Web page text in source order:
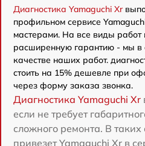
Диагностика Yamaguchi Xr
профильном сервисе
мастерами. На все виды работ
расширенную гарантию - мы в
качестве наших работ.
стоить на 15% дешевле при
через форму заказа звонка.
Диагностика Yamaguchi Xr
если не требует
сложного ремонта. В
привезет Yamaguchi Xr в